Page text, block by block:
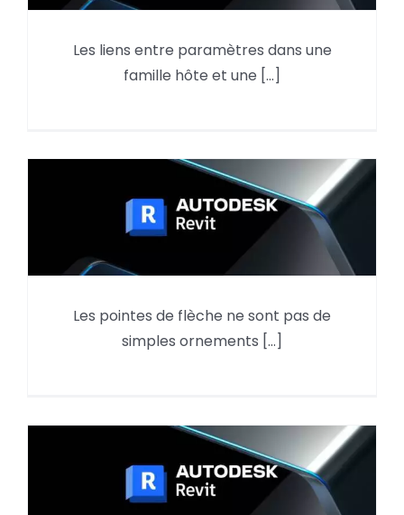
Conservation du lien entre
paramètres dans une famille
Les liens entre paramètres dans une
famille hôte et une [...]
Les pointes de flèche dans Revit
Les pointes de flèche ne sont pas de
simples ornements [...]